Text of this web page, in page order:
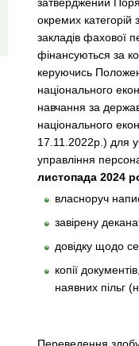
окремих категорій
закладів фахової
фінансуються за
керуючись
національного
навчання за
національного
17.11.2022р.) для
управління
листопада 2024
власноруч
завірену
довідку щодо
копії
наявних пільг